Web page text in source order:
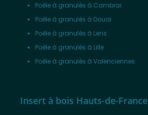
Poêle à granulés à Cambrai
Poêle à granulés à Douai
Poêle à granulés à Lens
Poêle à granulés à Lille
Poêle à granulés à Valenciennes
Insert à bois Hauts-de-France